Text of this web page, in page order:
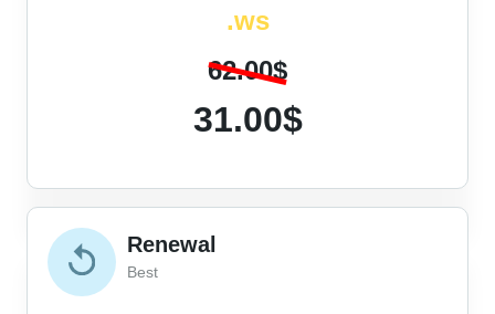
.ws
62.00$
31.00$
Renewal
Best